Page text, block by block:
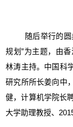
随后举行的
规划”为主题，由
林涛主持。中国科
研究所所长姜向中
健，计算机学院长
大学助理教授、